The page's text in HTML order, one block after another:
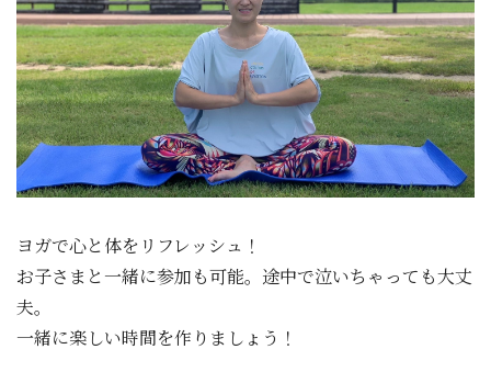
ヨガで心と体をリフレッシュ！
お子さまと一緒に参加も可能。途中で泣いちゃっても大丈
夫。
一緒に楽しい時間を作りましょう！